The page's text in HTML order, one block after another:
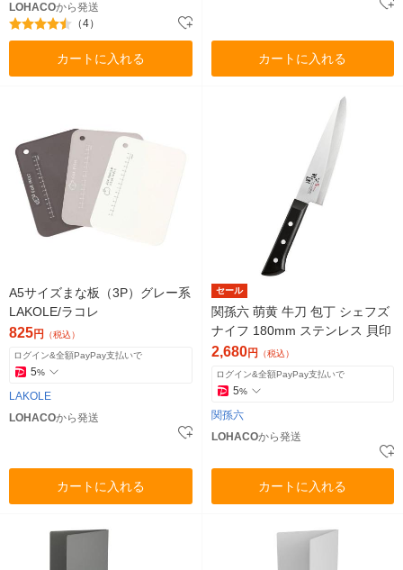
LOHACOから発送
（4）
カートに入れる カートに入れる
A5サイズまな板（3P）グレー系
LAKOLE/ラコレ
825円 （税込）
ログイン&全額PayPay支払いで
5%
LAKOLE
LOHACOから発送
カートに入れる
セール
関孫六 萌黄 牛刀 包丁 シェフズ
ナイフ 180mm ステンレス 貝印
2,680円 （税込）
ログイン&全額PayPay支払いで
5%
関孫六
LOHACOから発送
カートに入れる